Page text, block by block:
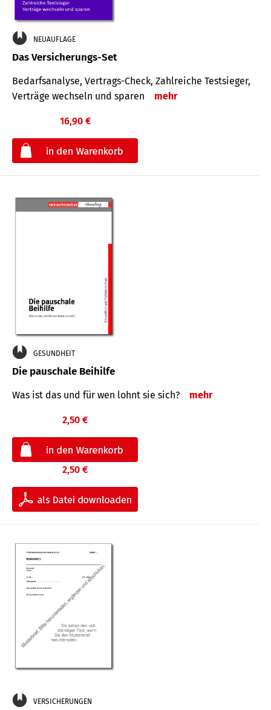
NEUAUFLAGE
Das Versicherungs-Set
Bedarfsanalyse, Vertrags-Check, Zahlreiche Testsieger,
Verträge wechseln und sparen
mehr
16,90 €
GESUNDHEIT
Die pauschale Beihilfe
Was ist das und für wen lohnt sie sich? mehr
2,50 €
2,50 €
VERSICHERUNGEN